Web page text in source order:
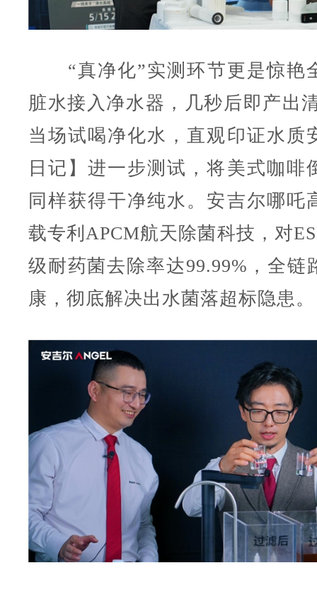
“真净化”实测环节更是惊艳
脏水接入净水器，几秒后即产出
当场试喝净化水，直观印证水质
日记】进一步测试，将美式咖啡
同样获得干净纯水。安吉尔哪吒
载专利APCM航天除菌科技，对
级耐药菌去除率达99.99%，全链
康，彻底解决出水菌落超标隐患。